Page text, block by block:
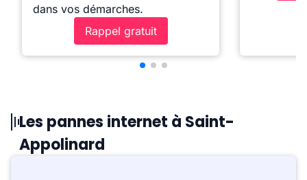
dans vos démarches.
Rappel gratuit
Les pannes internet à Saint-
Appolinard